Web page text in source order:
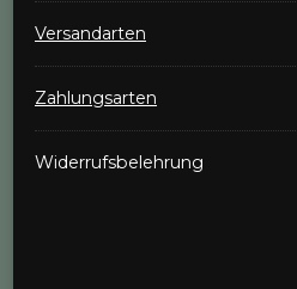
Versandarten
Zahlungsarten
Widerrufsbelehrung